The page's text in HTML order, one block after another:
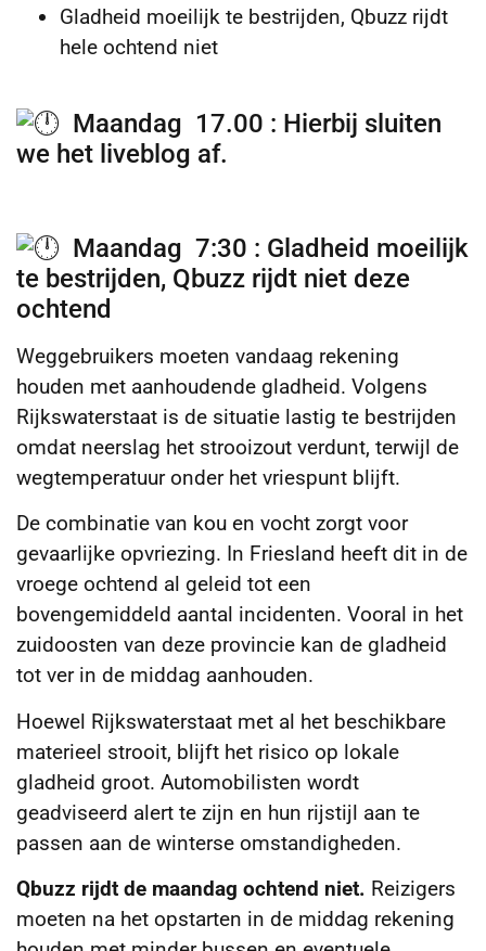
Gladheid moeilijk te bestrijden, Qbuzz rijdt
hele ochtend niet
Maandag 17.00 : Hierbij sluiten
we het liveblog af.
Maandag 7:30 : Gladheid moeilijk
te bestrijden, Qbuzz rijdt niet deze
ochtend
Weggebruikers moeten vandaag rekening
houden met aanhoudende gladheid. Volgens
Rijkswaterstaat is de situatie lastig te bestrijden
omdat neerslag het strooizout verdunt, terwijl de
wegtemperatuur onder het vriespunt blijft.
De combinatie van kou en vocht zorgt voor
gevaarlijke opvriezing. In Friesland heeft dit in de
vroege ochtend al geleid tot een
bovengemiddeld aantal incidenten. Vooral in het
zuidoosten van deze provincie kan de gladheid
tot ver in de middag aanhouden.
Hoewel Rijkswaterstaat met al het beschikbare
materieel strooit, blijft het risico op lokale
gladheid groot. Automobilisten wordt
geadviseerd alert te zijn en hun rijstijl aan te
passen aan de winterse omstandigheden.
Qbuzz rijdt de maandag ochtend niet. Reizigers
moeten na het opstarten in de middag rekening